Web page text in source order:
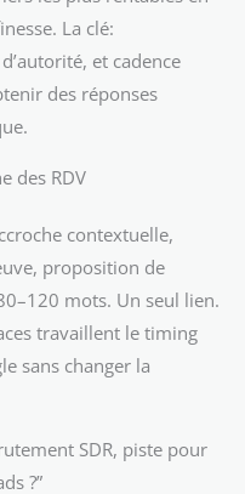
La clé:
et cadence
des réponses
des RDV
contextuelle,
proposition de
mots. Un seul lien.
travaillent le timing
sans changer la
SDR, piste pour
?”